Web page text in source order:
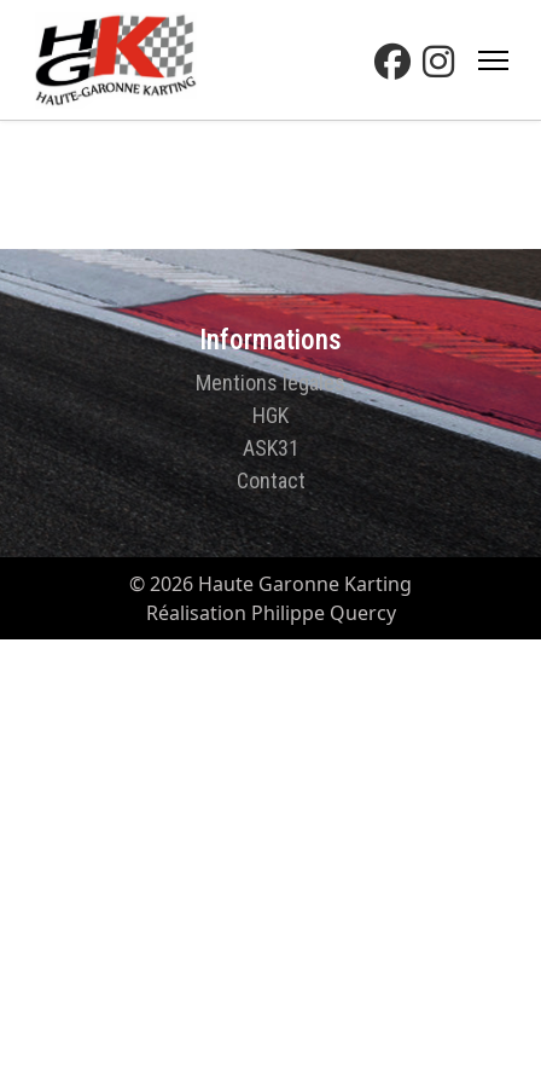
Informations
Mentions légales
HGK
ASK31
Contact
© 2026 Haute Garonne Karting
Réalisation Philippe Quercy